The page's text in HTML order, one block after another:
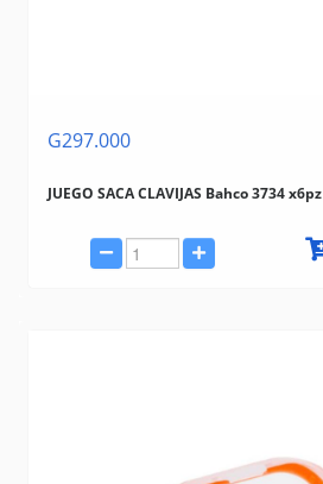
G297.000
JUEGO SACA CLAVIJAS Bahco 3734 x6pz